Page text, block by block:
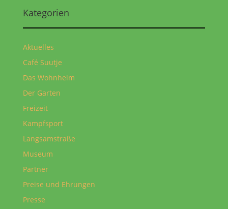
Kategorien
Aktuelles
Café Suutje
Das Wohnheim
Der Garten
Freizeit
Kampfsport
Langsamstraße
Museum
Partner
Preise und Ehrungen
Presse